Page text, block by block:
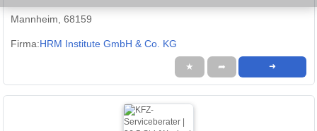
Wochenendbetreuung
Mannheim, 68159
Firma:HRM Institute GmbH & Co. KG
★ ➦ ➜